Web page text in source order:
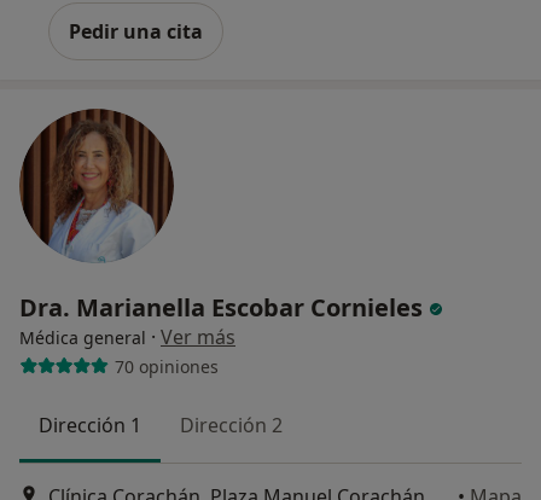
Pedir una cita
Dra. Marianella Escobar Cornieles
Médica general · Ver más
70 opiniones
Dirección 1 Dirección 2